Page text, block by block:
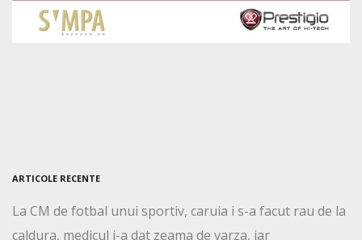
ARTICOLE RECENTE
La CM de fotbal unui sportiv, caruia i s-a facut rau de la
caldura, medicul i-a dat zeama de varza, iar